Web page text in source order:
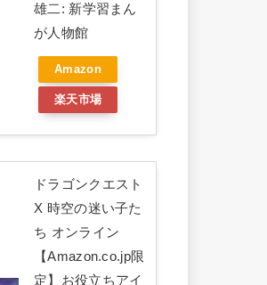
雄二: 新学習まん
が人物館
Amazon
楽天市場
ドラゴンクエスト
X 時空の迷い子た
ち オンライン
【Amazon.co.jp限
定】お役立ちアイ